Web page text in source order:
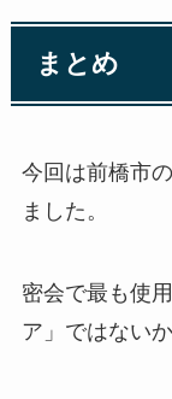
まとめ
今回は前橋市
ました。
密会で最も使
ア」ではない